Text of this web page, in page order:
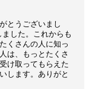
とうございまし
した。これからも
くさんの人に知っ
は、もっとたくさ
け取ってもらえた
します。ありがと